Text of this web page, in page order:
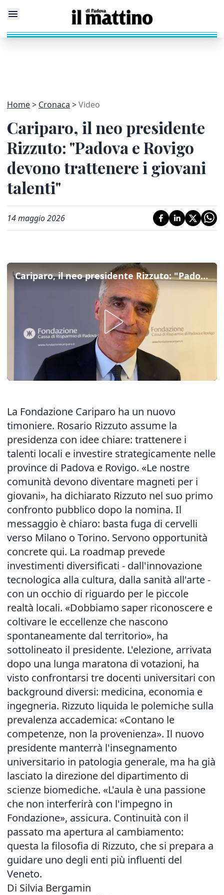
Home Cronaca Video
Cariparo, il neo presidente
Rizzuto: "Padova e Rovigo
devono trattenere i giovani
talenti"
14 maggio 2026
Cariparo, il neo presidente Rizzuto: "Padova e Rovigo devono trattenere i giovani talenti"
La Fondazione Cariparo ha un nuovo
timoniere. Rosario Rizzuto assume la
presidenza con idee chiare: trattenere i
talenti locali e investire strategicamente nelle
province di Padova e Rovigo. «Le nostre
comunità devono diventare magneti per i
giovani», ha dichiarato Rizzuto nel suo primo
confronto pubblico dopo la nomina. Il
messaggio è chiaro: basta fuga di cervelli
verso Milano o Torino. Servono opportunità
concrete qui. La roadmap prevede
investimenti diversificati - dall'innovazione
tecnologica alla cultura, dalla sanità all'arte -
con un occhio di riguardo per le piccole
realtà locali. «Dobbiamo saper riconoscere e
coltivare le eccellenze che nascono
spontaneamente dal territorio», ha
sottolineato il presidente. L'elezione, arrivata
dopo una lunga maratona di votazioni, ha
visto confrontarsi tre docenti universitari con
background diversi: medicina, economia e
ingegneria. Rizzuto liquida le polemiche sulla
prevalenza accademica: «Contano le
competenze, non la provenienza». Il nuovo
presidente manterrà l'insegnamento
universitario in patologia generale, ma ha già
lasciato la direzione del dipartimento di
scienze biomediche. «L'aula è una passione
che non interferirà con l'impegno in
Fondazione», assicura. Continuità con il
passato ma apertura al cambiamento:
questa la filosofia di Rizzuto, che si prepara a
guidare uno degli enti più influenti del
Veneto.
Di Silvia Bergamin